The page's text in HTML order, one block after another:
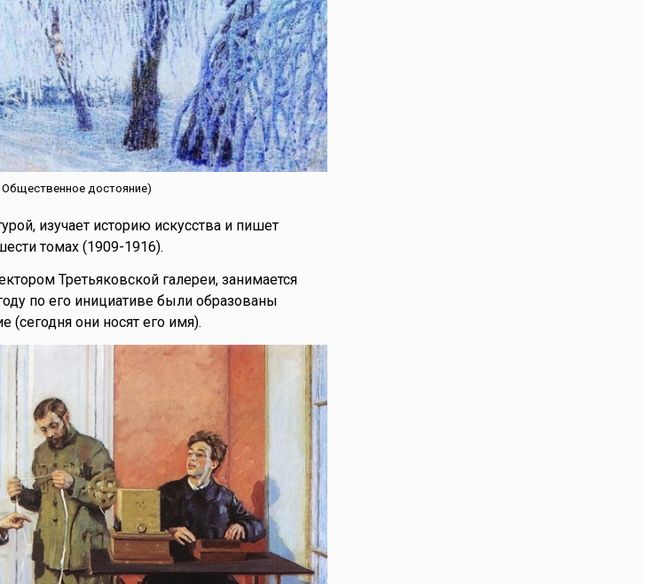
достояние)
изучает историю искусства и пишет
томах (1909-1916).
Третьяковской галереи, занимается
по его инициативе были образованы
(сегодня они носят его имя).